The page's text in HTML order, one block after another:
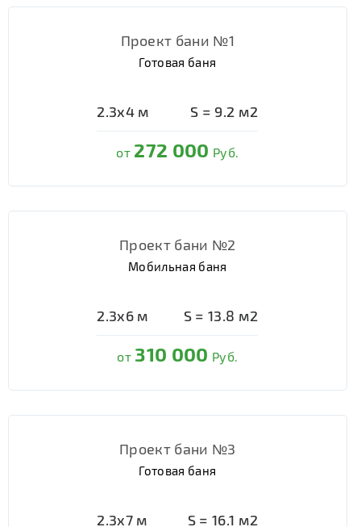
Проект бани №1
Готовая баня
2.3х4м S = 9.2 м2
от 272 000 Руб.
Проект бани №2
Мобильная баня
2.3х6м S = 13.8 м2
от 310 000 Руб.
Проект бани №3
Готовая баня
2.3х7м S = 16.1 м2